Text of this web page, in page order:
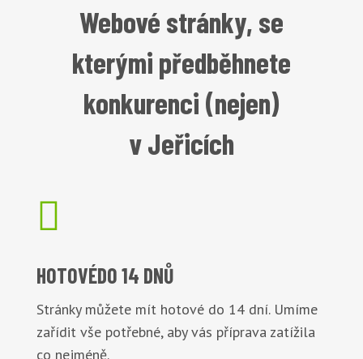
Webové stránky, se
kterými předběhnete
konkurenci (nejen)
v Jeřicích

HOTOVÉDO 14 DNŮ
Stránky můžete mít hotové do 14 dní. Umíme
zařídit vše potřebné, aby vás příprava zatížila
co nejméně.